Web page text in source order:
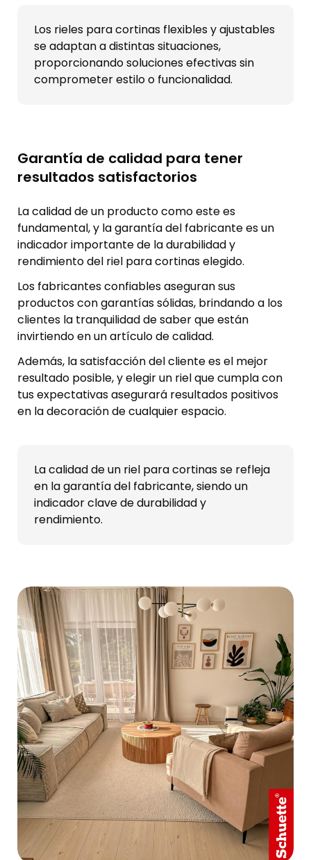
Los rieles para cortinas flexibles y ajustables
se adaptan a distintas situaciones,
proporcionando soluciones efectivas sin
comprometer estilo o funcionalidad.
Garantía de calidad para tener
resultados satisfactorios
La calidad de un producto como este es
fundamental, y la garantía del fabricante es un
indicador importante de la durabilidad y
rendimiento del riel para cortinas elegido.
Los fabricantes confiables aseguran sus
productos con garantías sólidas, brindando a los
clientes la tranquilidad de saber que están
invirtiendo en un artículo de calidad.
Además, la satisfacción del cliente es el mejor
resultado posible, y elegir un riel que cumpla con
tus expectativas asegurará resultados positivos
en la decoración de cualquier espacio.
La calidad de un riel para cortinas se refleja
en la garantía del fabricante, siendo un
indicador clave de durabilidad y
rendimiento.